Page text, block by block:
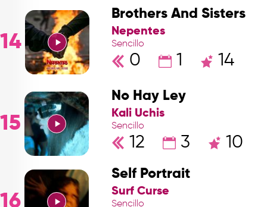
14
Brothers And Sisters
Nepentes
Sencillo
0 1 14
15
No Hay Ley
Kali Uchis
Sencillo
12 3 10
16
Self Portrait
Surf Curse
Sencillo